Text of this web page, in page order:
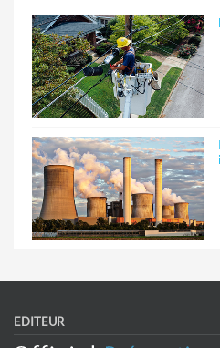
EDITEUR